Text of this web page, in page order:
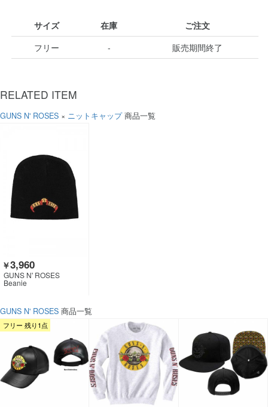
サイズ 在庫
ご注文
フリー
- 販売期間終了
RELATED ITEM
GUNS N' ROSES × ニットキャップ商品一覧
￥3,960
GUNS N' ROSES
Beanie
GUNS N' ROSES 商品一覧
フリー 残り1点